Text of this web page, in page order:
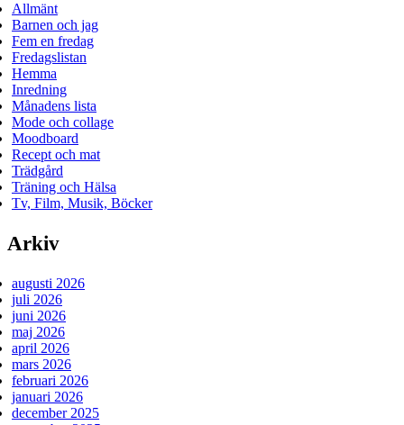
Allmänt
Barnen och jag
Fem en fredag
Fredagslistan
Hemma
Inredning
Månadens lista
Mode och collage
Moodboard
Recept och mat
Trädgård
Träning och Hälsa
Tv, Film, Musik, Böcker
Arkiv
augusti 2026
juli 2026
juni 2026
maj 2026
april 2026
mars 2026
februari 2026
januari 2026
december 2025